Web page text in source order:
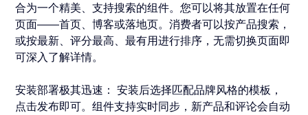
合为一个精美、支持搜索的组件。您可以将其放置在任何
页面——首页、博客或落地页。消费者可以按产品搜索，
或按最新、评分最高、最有用进行排序，无需切换页面即
可深入了解详情。
安装部署极其迅速： 安装后选择匹配品牌风格的模板，
点击发布即可。组件支持实时同步，新产品和评论会自动